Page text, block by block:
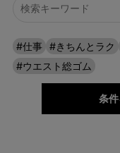
#仕事 #きちんとラク
#ウエスト総ゴム
条